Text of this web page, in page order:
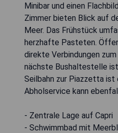
Minibar und einen
Zimmer bieten Blick auf
Meer. Das Frühstück
herzhafte Pasteten.
direkte Verbindungen
nächste Bushaltestelle
Seilbahn zur Piazzetta ist
Abholservice kann
- Zentrale Lage auf Capri
- Schwimmbad mit